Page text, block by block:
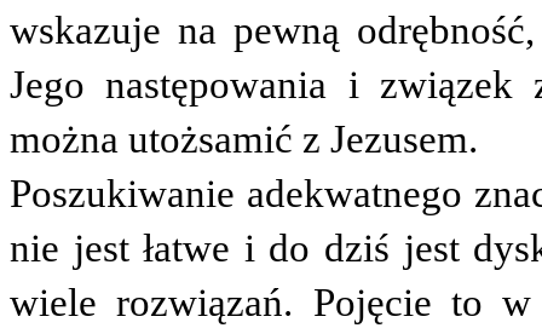
wskazuje na pewną
Jego następowania i związek
można utożsamić z Jezusem.
Poszukiwanie adekwatnego
nie jest łatwe i do dziś jest
wiele rozwiązań. Pojęcie to